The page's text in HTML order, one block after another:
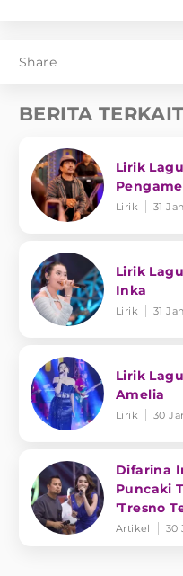
Share
BERITA TERKAIT
Lirik
Lirik 31
Lirik
Inka
Lirik 31
Lirik
Amelia
Lirik 30
Difarina
Puncaki
'Tresno
Artikel 30